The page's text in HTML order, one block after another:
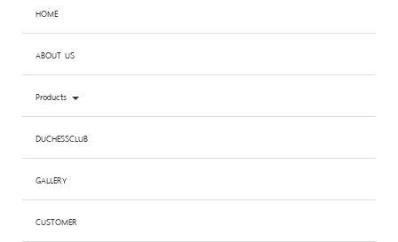
HOME
ABOUT US
Products
DUCHESSCLUB
GALLERY
CUSTOMER